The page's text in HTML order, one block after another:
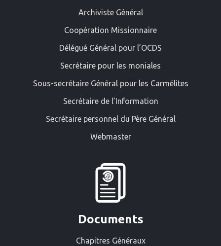
Archiviste Général
Coopération Missionnaire
Délégué Général pour l’OCDS
Secrétaire pour les moniales
Sous-secrétaire Général pour les Carmélites
Secrétaire de l’Information
Secrétaire personnel du Père Général
Webmaster
Documents
Chapitres Généraux